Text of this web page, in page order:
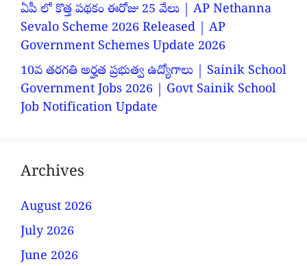
ఏపీ లో కొత్త పథకం ఈరోజు 25 వేలు | AP Nethanna
Sevalo Scheme 2026 Released | AP
Government Schemes Update 2026
10వ తరగతి అర్హత ప్రభుత్వ ఉద్యోగాలు | Sainik School
Government Jobs 2026 | Govt Sainik School
Job Notification Update
Archives
August 2026
July 2026
June 2026